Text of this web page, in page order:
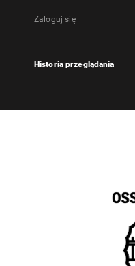
Zaloguj się
Historia przeglądania